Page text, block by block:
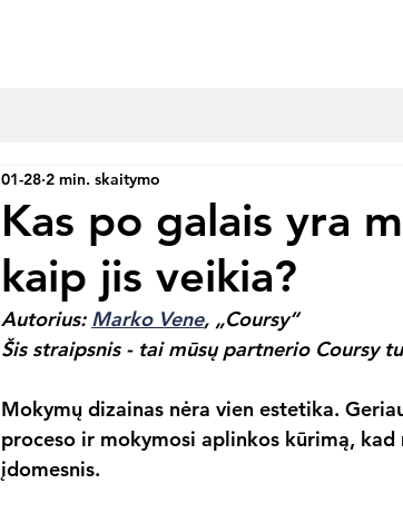
Kas po galais yra
kaip jis veikia?
01-28 2 min. skaitymo
Autorius: Marko Vene, „Coursy“
Šis straipsnis - tai mūsų partnerio Coursy
Mokymų dizainas nėra vien estetika.
proceso ir mokymosi aplinkos kūrimą,
įdomesnis.